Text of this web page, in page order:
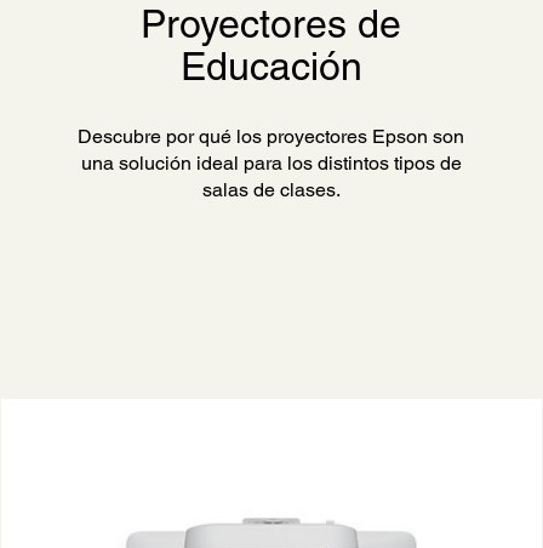
Proyectores de
Educación
Descubre por qué los proyectores Epson son
una solución ideal para los distintos tipos de
salas de clases.